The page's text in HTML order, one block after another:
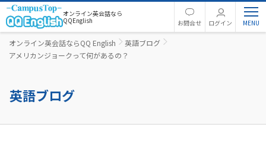
オンライン英会話なら
QQEnglish
お問合せ ログイン
オンライン英会話ならQQ English
英語ブログ
アメリカンジョークって何があるの？
英語ブログ